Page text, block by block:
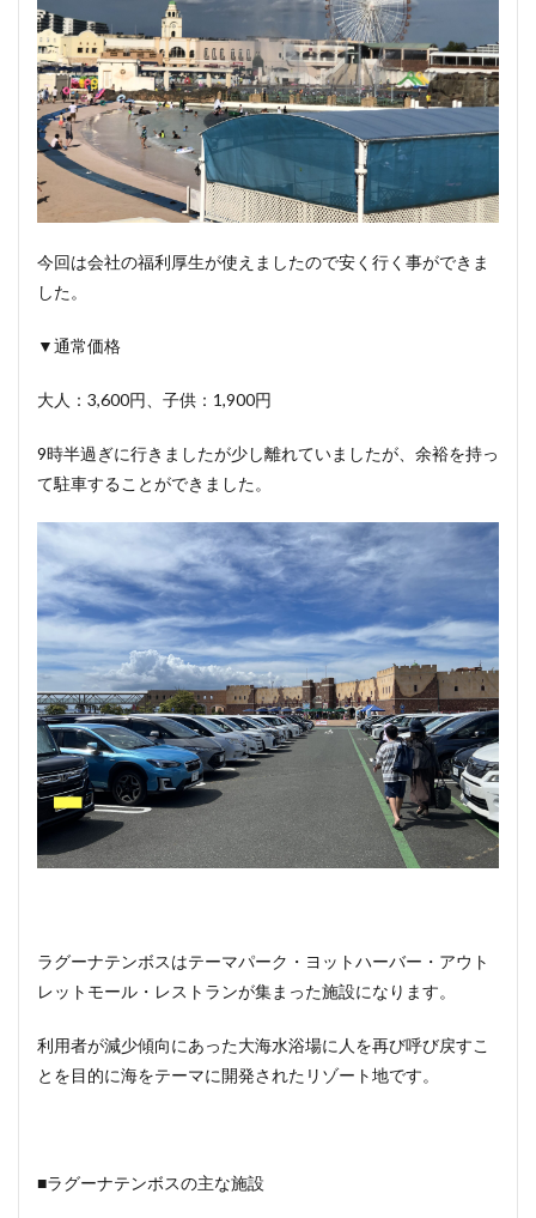
今回は会社の福利厚生が使えましたので安く行く事ができま
した。
▼通常価格
大人：3,600円、子供：1,900円
9時半過ぎに行きましたが少し離れていましたが、余裕を持っ
て駐車することができました。
ラグーナテンボスはテーマパーク・ヨットハーバー・アウト
レットモール・レストランが集まった施設になります。
利用者が減少傾向にあった大海水浴場に人を再び呼び戻すこ
とを目的に海をテーマに開発されたリゾート地です。
■ラグーナテンボスの主な施設